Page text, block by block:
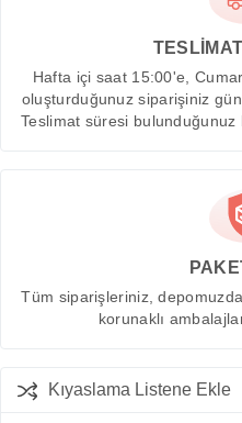
Hafta içi saat 15:00'e,
oluşturduğunuz siparişiniz
Teslimat süresi
Tüm siparişleriniz,
korunaklı
Kıyaslama Listene Ekle